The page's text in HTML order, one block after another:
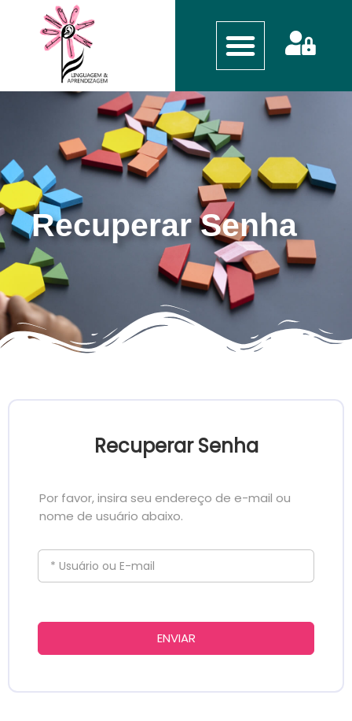
Recuperar Senha
Recuperar Senha
Por favor, insira seu endereço de e-mail ou
nome de usuário abaixo.
* Usuário ou E-mail
ENVIAR